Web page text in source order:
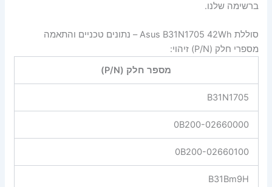
ברשימה שלנו.
סוללת Asus B31N1705 42Wh – נתונים טכניים והתאמה
מספרי חלק (P/N) זיהוי:
מספר חלק (P/N)
B31N1705
0B200-02660000
0B200-02660100
B31Bm9H